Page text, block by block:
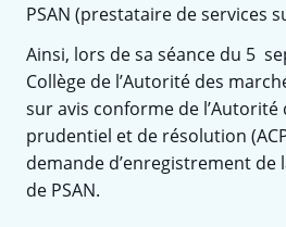
PSAN (prestataire de services
Ainsi, lors de sa séance du 5
Collège de l’Autorité des
sur avis conforme de
prudentiel et de résolution
demande d’enregistrement de
de PSAN.